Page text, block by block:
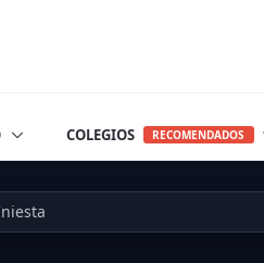
COLEGIOS RECOMENDADOS